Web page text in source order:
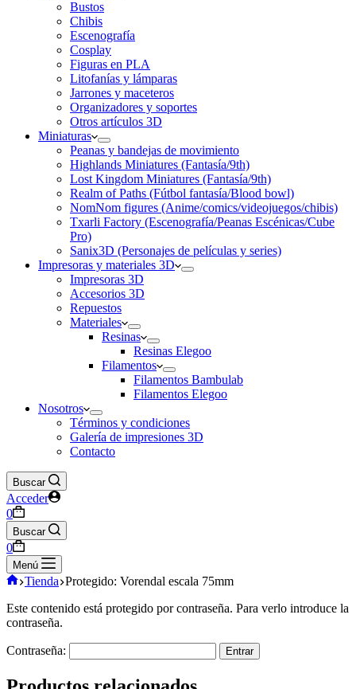
Bustos
Chibis
Escenografía
Cosplay
Figuras en PLA
Litofanías y lámparas
Jarrones y maceteros
Organizadores y soportes
Otros artículos 3D
Miniaturas
Peanas y bandejas de movimiento
Highlands Miniatures (Fantasía/9th)
Lost Kingdom Miniatures (Fantasía/9th)
Realm of Paths (Fútbol fantasía/Blood bowl)
NomNom figures (Anime/comics/videojuegos/chibis)
Txarli Factory (Escenografía/Peanas Escénicas/Cube
Pro)
Sanix3D (Personajes de películas y series)
Impresoras y materiales 3D
Impresoras 3D
Accesorios 3D
Repuestos
Materiales
Resinas
Resinas Elegoo
Filamentos
Filamentos Bambulab
Filamentos Elegoo
Nosotros
Términos y condiciones
Galería de impresiones 3D
Contacto
Buscar
Acceder
Carro
de
compra
0
Buscar
Carro
de
compra
0
Menú
Inicio
Tienda Protegido: Vorendal escala 75mm
Este contenido está protegido por contraseña. Para verlo introduce la
contraseña.
Contraseña: